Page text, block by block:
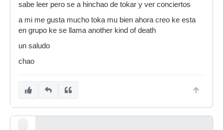
sabe leer pero se a hinchao de tokar y ver conciertos
a mi me gusta mucho toka mu bien ahora creo ke esta
en grupo ke se llama another kind of death
un saludo
chao